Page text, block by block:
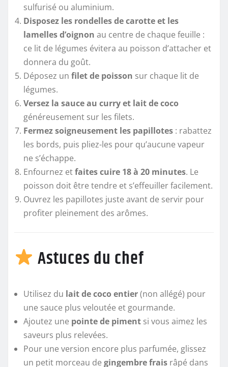
sulfurisé ou aluminium.
Disposez les rondelles de carotte et les
lamelles d’oignon au centre de chaque feuille :
ce lit de légumes évitera au poisson d’attacher et
donnera du goût.
Déposez un filet de poisson sur chaque lit de
légumes.
Versez la sauce au curry et lait de coco
généreusement sur les filets.
Fermez soigneusement les papillotes : rabattez
les bords, puis pliez-les pour qu’aucune vapeur
ne s’échappe.
Enfournez etfaites cuire 18 à 20 minutes. Le
poisson doit être tendre et s’effeuiller facilement.
Ouvrez les papillotes juste avant de servir pour
profiter pleinement des arômes.
Astuces du chef
Utilisez du lait de coco entier(non allégé) pour
une sauce plus veloutée et gourmande.
Ajoutez une pointe de piment si vous aimez les
saveurs plus relevées.
Pour une version encore plus parfumée, glissez
un petit morceau de gingembre frais râpé dans